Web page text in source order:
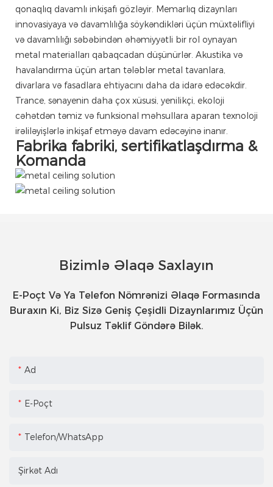
qonaqlıq davamlı inkişafı gözləyir. Memarlıq dizaynları
innovasiyaya və davamlılığa söykəndikləri üçün müxtəlifliyi
və davamlılığı səbəbindən əhəmiyyətli bir rol oynayan
metal materialları qabaqcadan düşünürlər. Akustika və
havalandırma üçün artan tələblər metal tavanlara,
divarlara və fasadlara ehtiyacını daha da idarə edəcəkdir.
Trance, sənayenin daha çox xüsusi, yenilikçi, ekoloji
cəhətdən təmiz və funksional məhsullara aparan texnoloji
irəliləyişlərlə inkişaf etməyə davam edəcəyinə inanır.
Fabrika fabriki, sertifikatlaşdırma &
Komanda
Bizimlə Əlaqə Saxlayın
E-Poçt Və Ya Telefon Nömrənizi Əlaqə Formasında
Buraxın Ki, Biz Sizə Geniş Çeşidli Dizaynlarımız Üçün
Pulsuz Təklif Göndərə Bilək.
Ad
E-Poçt
Telefon/WhatsApp
Şirkət Adı